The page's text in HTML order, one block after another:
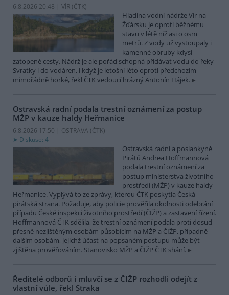
6.8.2026 20:48 | VÍR (ČTK)
Hladina vodní nádrže Vír na
Žďársku je oproti běžnému
stavu v létě níž asi o osm
metrů. Z vody už vystoupaly i
kamenné obruby kdysi
zatopené cesty. Nádrž je ale pořád schopná přidávat vodu do řeky
Svratky i do vodáren, i když je letošní léto oproti předchozím
mimořádně horké, řekl ČTK vedoucí hrázný Antonín Hájek.
Ostravská radní podala trestní oznámení za postup
MŽP v kauze haldy Heřmanice
6.8.2026 17:50 | OSTRAVA (ČTK)
Diskuse: 4
Ostravská radní a poslankyně
Pirátů Andrea Hoffmannová
podala trestní oznámení za
postup ministerstva životního
prostředí (MŽP) v kauze haldy
Heřmanice. Vyplývá to ze zprávy, kterou ČTK poskytla Česká
pirátská strana. Požaduje, aby policie prověřila okolnosti odebrání
případu České inspekci životního prostředí (ČIŽP) a zastavení řízení.
Hoffmannová ČTK sdělila, že trestní oznámení podala proti dosud
přesně nezjištěným osobám působícím na MŽP a ČIŽP, případně
dalším osobám, jejichž účast na popsaném postupu může být
zjištěna prověřováním. Stanovisko MŽP a ČIŽP ČTK shání.
Ředitelé odborů i mluvčí se z ČIŽP rozhodli odejít z
vlastní vůle, řekl Straka